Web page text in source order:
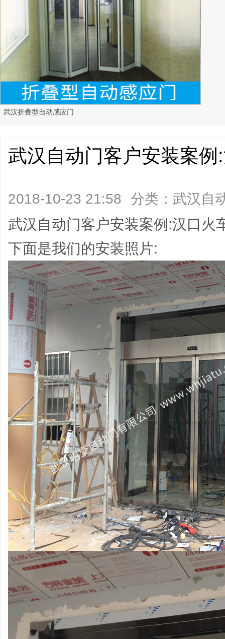
武汉折叠型自动感应门
武汉自动门客户安装案
2018-10-23 21:58 分类： 武汉自
阅读)
武汉自动门客户安装案例:汉口火
下面是我们的安装照片: